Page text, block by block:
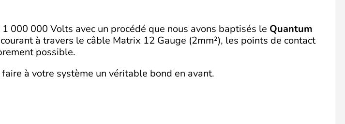
000 000 Volts avec un procédé que nous avons baptisés le Quantum
à travers le câble Matrix 12 Gauge (2mm²), les points de contact
possible.
à votre système un véritable bond en avant.